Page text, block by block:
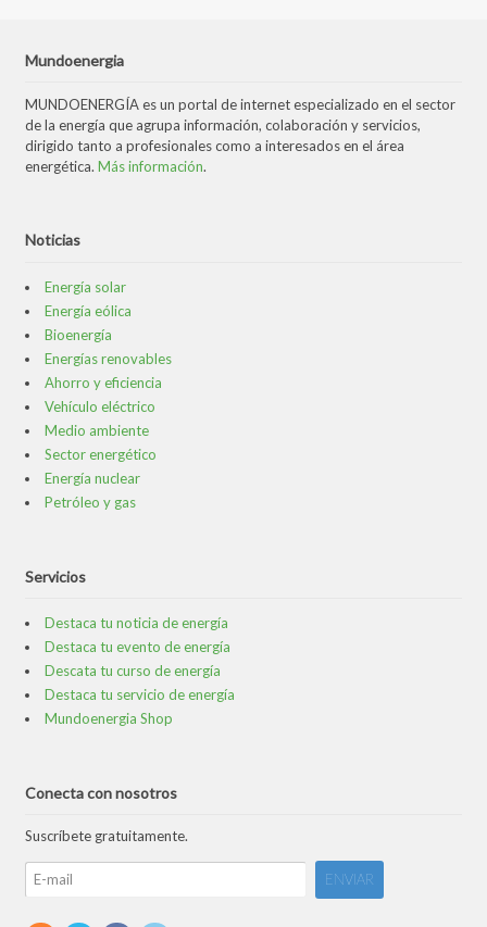
Mundoenergia
MUNDOENERGÍA es un portal de internet especializado en el sector
de la energía que agrupa información, colaboración y servicios,
dirigido tanto a profesionales como a interesados en el área
energética. Más información.
Noticias
Energía solar
Energía eólica
Bioenergía
Energías renovables
Ahorro y eficiencia
Vehículo eléctrico
Medio ambiente
Sector energético
Energía nuclear
Petróleo y gas
Servicios
Destaca tu noticia de energía
Destaca tu evento de energía
Descata tu curso de energía
Destaca tu servicio de energía
Mundoenergia Shop
Conecta con nosotros
Suscríbete gratuitamente.